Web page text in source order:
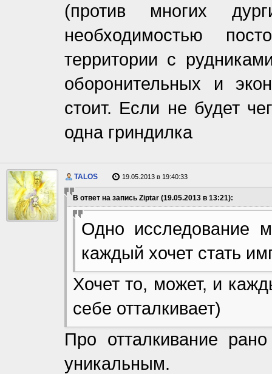
(против многих
необходимостью
территории с
оборонительных и
стоит. Если не будет
одна гриндилка
TALOS 19.05.2013 в 19:40:33
В ответ на запись Ziptar (19.05.2013 в 13:21):
Одно исследование
каждый хочет стать
Хочет то, может, и
себе отталкивает)
Про отталкивание
уникальным.